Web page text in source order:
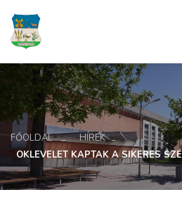
FŐOLDAL
HÍREK
OKLEVELET KAPTAK A SIKERES